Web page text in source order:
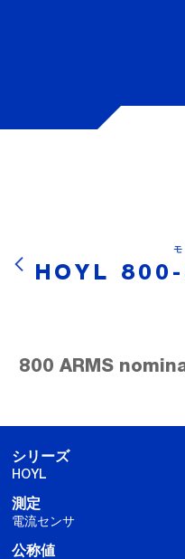
HOYL
800 ARMS
シリーズ
HOYL
測定
電流センサ
公称値